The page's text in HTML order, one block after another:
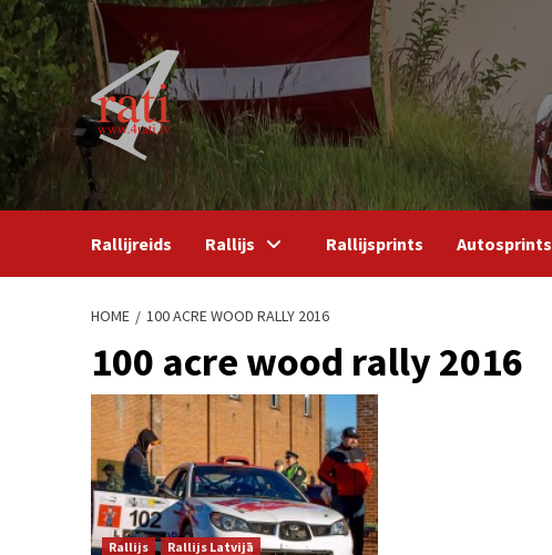
Skip
to
content
Rallijreids Rallijs Rallijsprints Autosprints
HOME 100 ACRE WOOD RALLY 2016
100 acre wood rally 2016
Rallijs
Rallijs Latvijā